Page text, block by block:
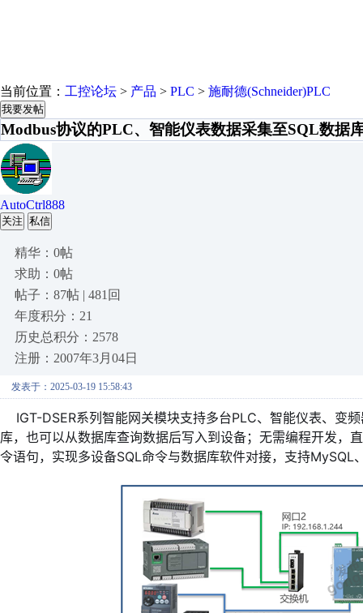
当前位置： 工控论坛 > 产品 > PLC > 施耐德(Schneider)PLC
我要发帖
Modbus协议的PLC、智能仪表数据采集至SQL数据
AutoCtrl888
关注 私信
精华：0帖
求助：0帖
帖子：87帖 | 481回
年度积分：21
历史总积分：2578
注册：2007年3月04日
发表于：2025-03-19 15:58:43
IGT-DSER系列智能网关模块支持多台PLC、智能仪表、变
库，也可以从数据库查询数据后写入到设备；无需编程开发，
令语句，实现多设备SQL命令与数据库软件对接，支持